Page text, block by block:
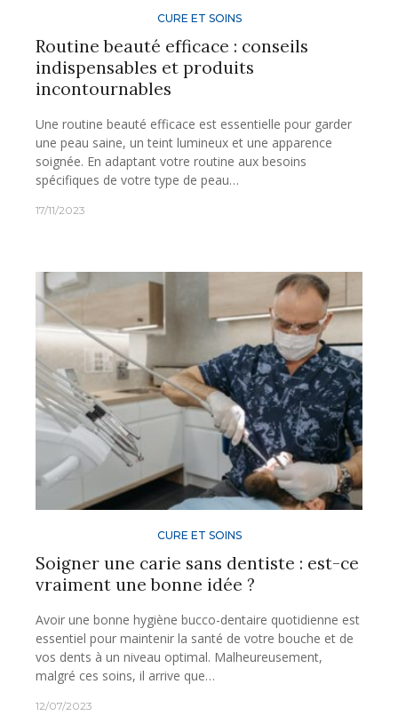
CURE ET SOINS
Routine beauté efficace : conseils
indispensables et produits
incontournables
Une routine beauté efficace est essentielle pour garder
une peau saine, un teint lumineux et une apparence
soignée. En adaptant votre routine aux besoins
spécifiques de votre type de peau…
17/11/2023
CURE ET SOINS
Soigner une carie sans dentiste : est-ce
vraiment une bonne idée ?
Avoir une bonne hygiène bucco-dentaire quotidienne est
essentiel pour maintenir la santé de votre bouche et de
vos dents à un niveau optimal. Malheureusement,
malgré ces soins, il arrive que…
12/07/2023